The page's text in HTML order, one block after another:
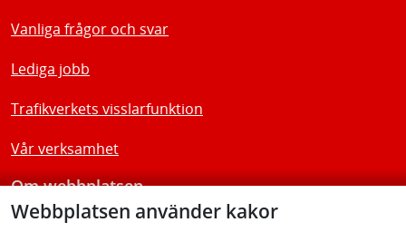
Webbplatsen använder kakor
Vanliga frågor och svar
Lediga jobb
Trafikverkets visslarfunktion
Vår verksamhet
Om webbplatsen
Tillgänglighetsredogörelse